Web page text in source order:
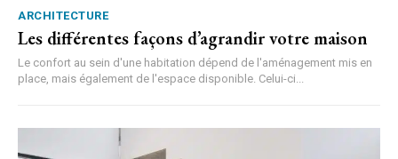
ARCHITECTURE
Les différentes façons d’agrandir votre maison
Le confort au sein d'une habitation dépend de l'aménagement mis en
place, mais également de l'espace disponible. Celui-ci...